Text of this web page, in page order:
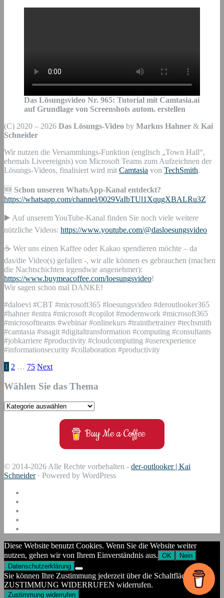
Das Lösungsvideo Nr. 965: Tutorial mit Camtasia.ai
auf Grundlage von Screenshots autom. erstellen
(C) 2020 – 2026 Das Lösungs-Video by Markus Hahner & Kai
Schneider
Wir nutzen die Versammlungs-Funktion (englisch „Town Hall“,
ehemals Liveereignis) von Microsoft Teams zum Aufzeichnen der
Lösungs-Videos, finalisiert wird mit Camtasia von TechSmith.
🆕 Schon unseren WhatsApp-Kanal entdeckt?
https://whatsapp.com/channel/0029VaIbTUl1XqugXBALRu3Z
▶️ Auf unserem YouTube-Kanal finden Sie noch viele weitere
nützliche Videos: https://www.youtube.com/@dasloesungsvideo
☕ Wer uns einen Kaffee oder Kakao spendieren möchte – da
das/die Video(s) gefallen -, wir alle können es gebrauchen (machen
die Nachtschichten irgendwie angenehmer):
https://www.buymeacoffee.com/loesungsvideo!
Wir sagen schon mal DANKE!
#daloevi #CBT #microsoft365 #loesungsvideo #deroutlooker365
#hahner #entra #microsoft #copilot #modernwork #microsoft365
#microsoftteams #webinar #onlinekurs #trainthetrainer #techsmith
#camtasia #snagit #digitaltransformation #computing #consultants
#jobkarriere #productivity #cloudcomputing #userexperience
#informationsecurity #collaboration #productivity
1 2 … 75 Next
Wählen Sie das Thema
Wählen
Buy Me a Coffee
© 2014-2026 Alle Rechte vorbehalten - der-outlooker | Kai
Schneider· Powered by WordPress
Diese Website benutzt Cookies. Wenn Sie die Website weiter
nutzen, gehen wir von Ihrem Einverständnis aus. OK
Nein
Datenschutzerklärung
Sie können Ihre Zustimmung jederzeit über die Schaltfläche
ZUSTIMMUNG WIDERRUFEN widerrufen.
Zustimmung widerrufen